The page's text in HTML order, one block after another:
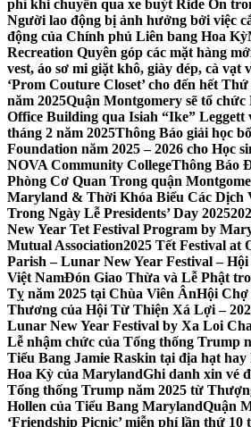
phí khi chuyển qua xe buýt Ride On
Người lao động bị ảnh hưởng bởi việc
động của Chính phủ Liên bang Hoa Kỳ
Recreation Quyên góp các mặt hàng
vest, áo sơ mi giặt khô, giày dép, cà vạt
‘Prom Couture Closet’ cho đến hết
năm 2025Quận Montgomery sẽ tổ chức
Office Building qua Isiah “Ike” Leggett
tháng 2 năm 2025Thông Báo giải học
Foundation năm 2025 – 2026 cho Học
NOVA Community CollegeThông Báo
Phòng Cơ Quan Trong quận
Maryland & Thời Khóa Biểu Các Dịch
Trong Ngày Lễ Presidents’ Day 2025
New Year Tet Festival Program by
Mutual Association2025 Tết Festival at
Parish – Lunar New Year Festival –
Việt NamĐón Giao Thừa và Lễ Phật
Tỵ năm 2025 tại Chùa Viên ÂnHội
Thương của Hội Từ Thiện Xá Lợi –
Lunar New Year Festival by Xa Loi
Lễ nhậm chức của Tổng thống Trump
Tiểu Bang Jamie Raskin tại địa hạt
Hoa Kỳ của MarylandGhi danh xin vé
Tổng thống Trump năm 2025 từ
Hollen của Tiểu Bang MarylandQuận
‘Friendship Picnic’ miễn phí lần thứ 10